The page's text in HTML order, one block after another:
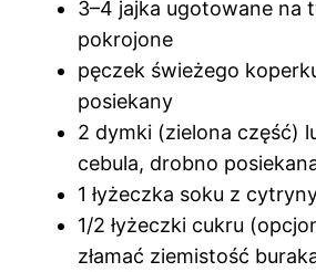
3–4 jajka ugotowane na
pokrojone
pęczek świeżego
posiekany
2 dymki (zielona część)
cebula, drobno
1 łyżeczka soku z
1/2 łyżeczki cukru
złamać ziemistość